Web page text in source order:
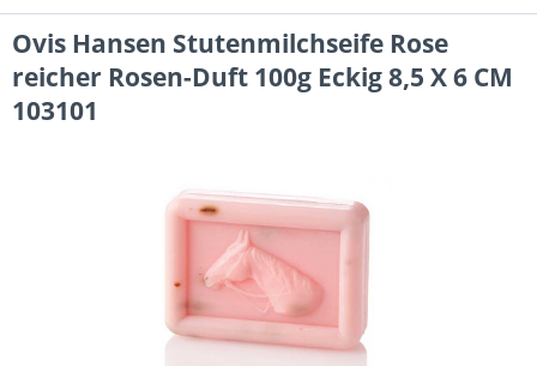
Ovis Hansen Stutenmilchseife Rose
reicher Rosen-Duft 100g Eckig 8,5 X 6 CM
103101